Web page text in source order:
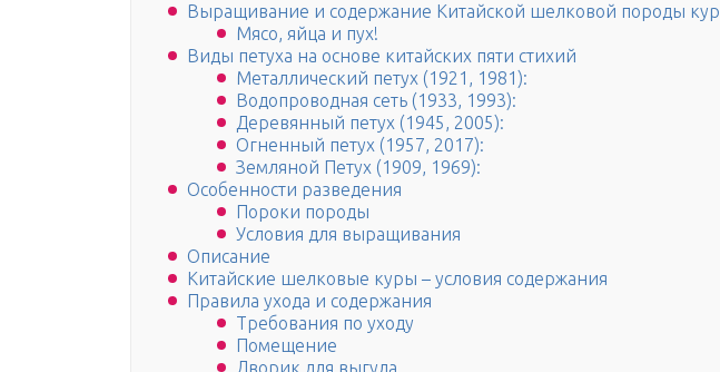
Выращивание и содержание Китайской шелковой породы кур
Мясо, яйца и пух!
Виды петуха на основе китайских пяти стихий
Металлический петух (1921, 1981):
Водопроводная сеть (1933, 1993):
Деревянный петух (1945, 2005):
Огненный петух (1957, 2017):
Земляной Петух (1909, 1969):
Особенности разведения
Пороки породы
Условия для выращивания
Описание
Китайские шелковые куры – условия содержания
Правила ухода и содержания
Требования по уходу
Помещение
Дворик для выгула